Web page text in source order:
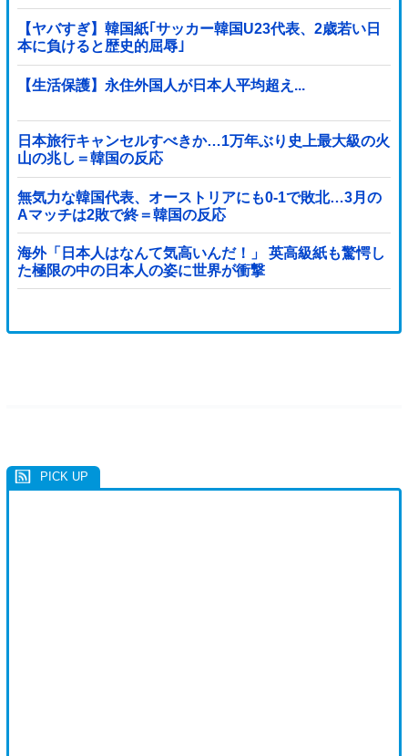
【ヤバすぎ】韓国紙｢サッカー韓国U23代表、2歳若い日
本に負けると歴史的屈辱｣
【生活保護】永住外国人が日本人平均超え...
日本旅行キャンセルすべきか…1万年ぶり史上最大級の火
山の兆し＝韓国の反応
無気力な韓国代表、オーストリアにも0-1で敗北…3月の
Aマッチは2敗で終＝韓国の反応
海外「日本人はなんて気高いんだ！」 英高級紙も驚愕し
た極限の中の日本人の姿に世界が衝撃